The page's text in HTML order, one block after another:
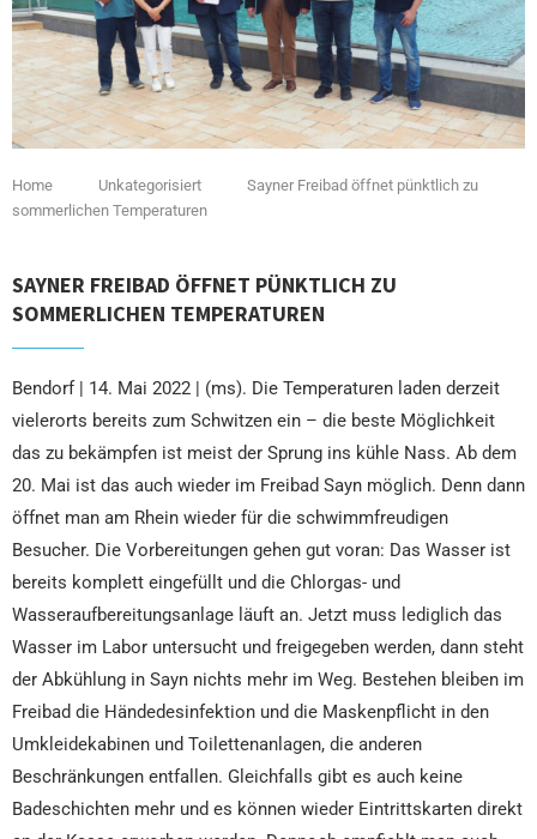
Home Unkategorisiert
Sayner Freibad öffnet pünktlich zu
sommerlichen Temperaturen
SAYNER FREIBAD ÖFFNET PÜNKTLICH ZU
SOMMERLICHEN TEMPERATUREN
Bendorf | 14. Mai 2022 | (ms). Die Temperaturen laden derzeit
vielerorts bereits zum Schwitzen ein – die beste Möglichkeit
das zu bekämpfen ist meist der Sprung ins kühle Nass. Ab dem
20. Mai ist das auch wieder im Freibad Sayn möglich. Denn dann
öffnet man am Rhein wieder für die schwimmfreudigen
Besucher. Die Vorbereitungen gehen gut voran: Das Wasser ist
bereits komplett eingefüllt und die Chlorgas- und
Wasseraufbereitungsanlage läuft an. Jetzt muss lediglich das
Wasser im Labor untersucht und freigegeben werden, dann steht
der Abkühlung in Sayn nichts mehr im Weg. Bestehen bleiben im
Freibad die Händedesinfektion und die Maskenpflicht in den
Umkleidekabinen und Toilettenanlagen, die anderen
Beschränkungen entfallen. Gleichfalls gibt es auch keine
Badeschichten mehr und es können wieder Eintrittskarten direkt